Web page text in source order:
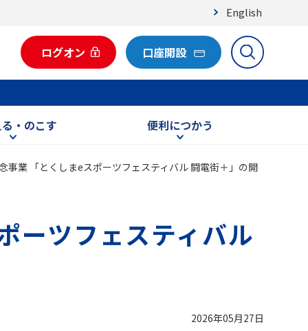
English
ログオン 口座開設
・のこす 便利につかう
事業 「とくしまeスポーツフェスティバル 闘電街＋」の開
ーツフェスティバル
2026年05月27日